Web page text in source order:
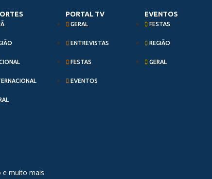
PORTAL TV
GERAL
ENTREVISTAS
FESTAS
EVENTOS
EVENTOS
FESTAS
REGIÃO
GERAL
e muito mais